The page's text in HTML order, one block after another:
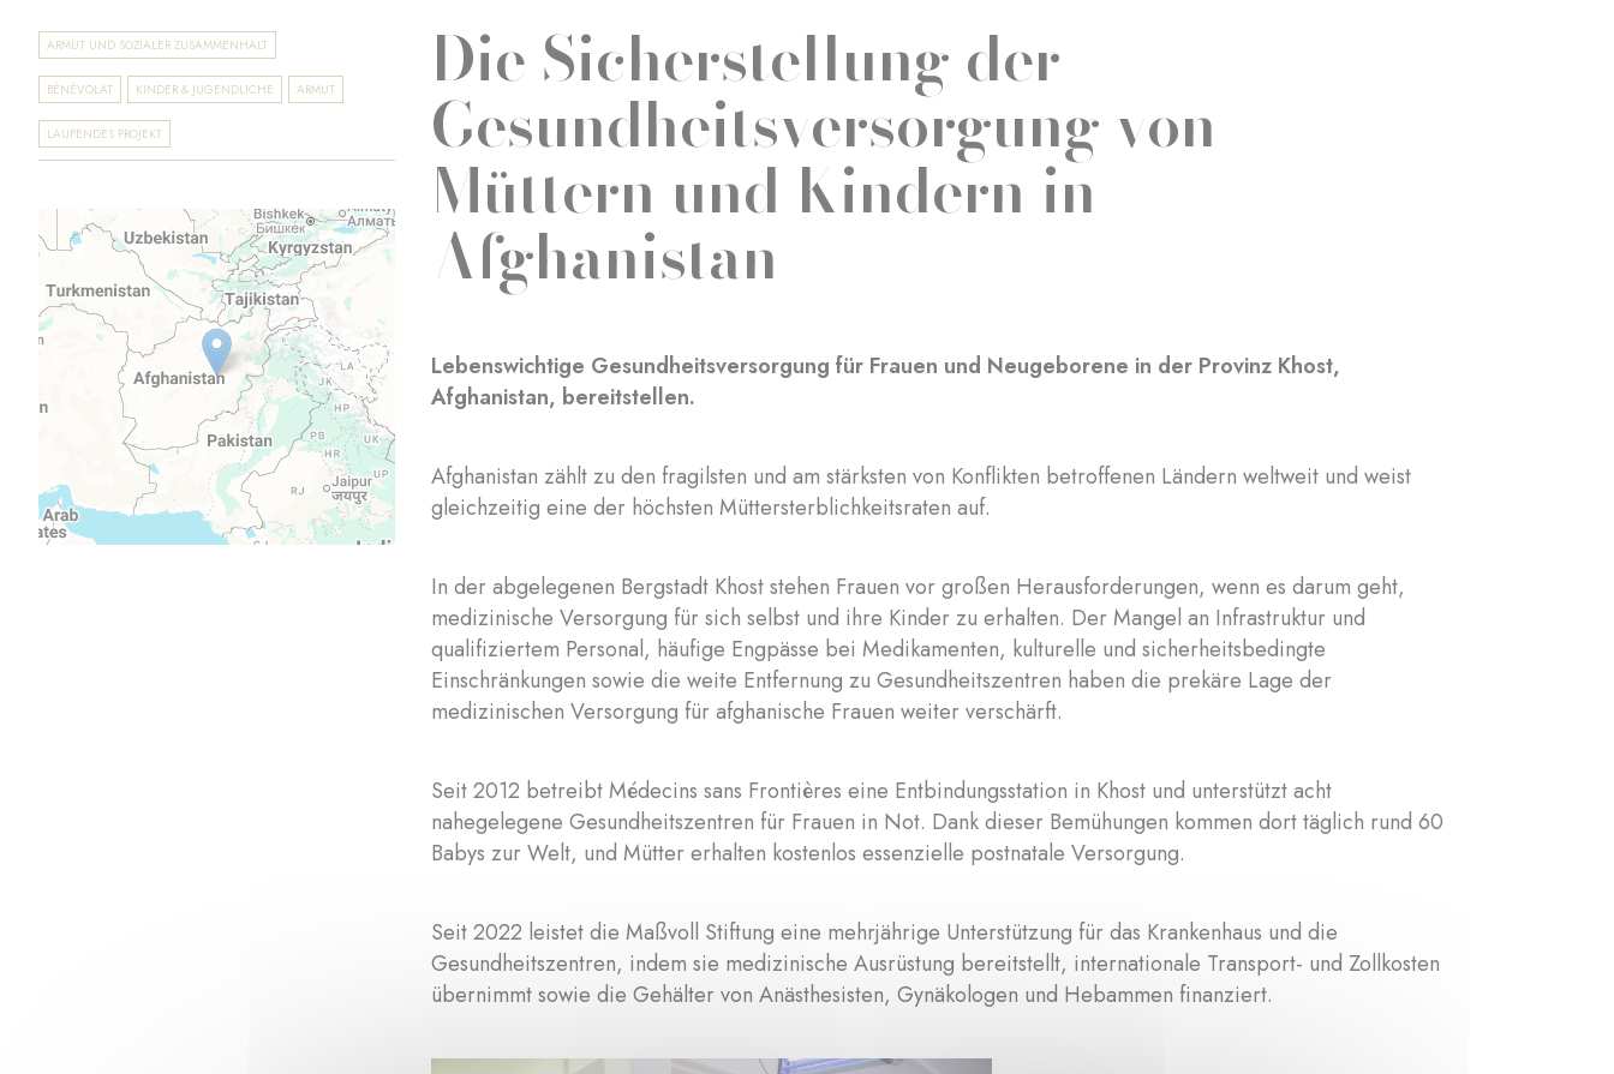
ARMUT UND SOZIALER ZUSAMMENHALT
BÉNÉVOLAT KINDER & JUGENDLICHE ARMUT
LAUFENDES PROJEKT
Die Sicherstellung der
Gesundheitsversorgung von
Müttern und Kindern in
Afghanistan
Lebenswichtige Gesundheitsversorgung für Frauen und Neugeborene in der Provinz Khost,
Afghanistan, bereitstellen.
Afghanistan zählt zu den fragilsten und am stärksten von Konflikten betroffenen Ländern weltweit und weist
gleichzeitig eine der höchsten Müttersterblichkeitsraten auf.
In der abgelegenen Bergstadt Khost stehen Frauen vor großen Herausforderungen, wenn es darum geht,
medizinische Versorgung für sich selbst und ihre Kinder zu erhalten. Der Mangel an Infrastruktur und
qualifiziertem Personal, häufige Engpässe bei Medikamenten, kulturelle und sicherheitsbedingte
Einschränkungen sowie die weite Entfernung zu Gesundheitszentren haben die prekäre Lage der
medizinischen Versorgung für afghanische Frauen weiter verschärft.
Seit 2012 betreibt Médecins sans Frontières eine Entbindungsstation in Khost und unterstützt acht
nahegelegene Gesundheitszentren für Frauen in Not. Dank dieser Bemühungen kommen dort täglich rund 60
Babys zur Welt, und Mütter erhalten kostenlos essenzielle postnatale Versorgung.
Seit 2022 leistet die Maßvoll Stiftung eine mehrjährige Unterstützung für das Krankenhaus und die
Gesundheitszentren, indem sie medizinische Ausrüstung bereitstellt, internationale Transport- und Zollkosten
übernimmt sowie die Gehälter von Anästhesisten, Gynäkologen und Hebammen finanziert.